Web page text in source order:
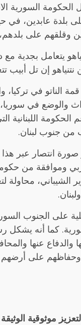
الحكومة
بلدة عابدين،
على بلدهم،
يتعامل بجدية
إن تل أبيب
الناتو في
والوضع في
الحكومة
من جنوب لبنان.
انتصار عبر هذا
وموافقة من
محاولة
على الجنوب
الحكومة السورية.
عنها
على أرضهم
موثوقية